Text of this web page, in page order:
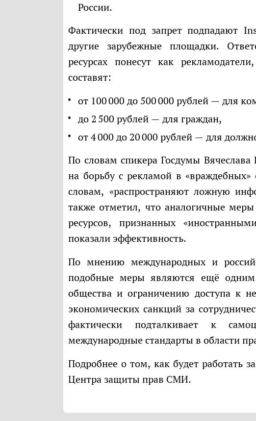
России.
Фактически под запрет подпадают Instagram*, Facebook**, X (Twitter) и
другие зарубежные площадки.
ресурсах понесут как
составят:
от 100 000 до 500 000 рублей — для
до 2 500 рублей — для граждан,
от 4 000 до 20 000 рублей — для
По словам спикера Госдумы Вячеслава Володина, новая норма направлена
на борьбу с рекламой в
словам, «распространяют ложную
также отметил, что аналогичные
ресурсов, признанных
показали эффективность.
По мнению международных и российские правозащитных организаций
подобные меры являются ещё
общества и ограничению доступа к
экономических санкций за
фактически подталкивает к
международные стандарты в области
Подробнее о том, как будет работать
Центра защиты прав СМИ.